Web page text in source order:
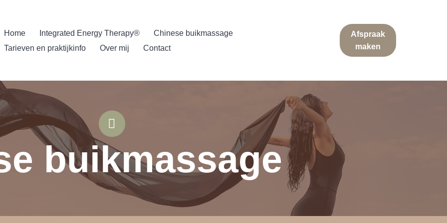
Home Integrated Energy Therapy®
Chinese buikmassage
Tarieven en praktijkinfo
Over mij Contact
Afspraak
maken
buikmassage